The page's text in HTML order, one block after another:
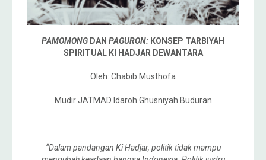
PAMOMONG DAN PAGURON: KONSEP TARBIYAH
SPIRITUAL KI HADJAR DEWANTARA
Oleh: Chabib Musthofa
Mudir JATMAD Idaroh Ghusniyah Buduran
“Dalam pandangan Ki Hadjar, politik tidak mampu